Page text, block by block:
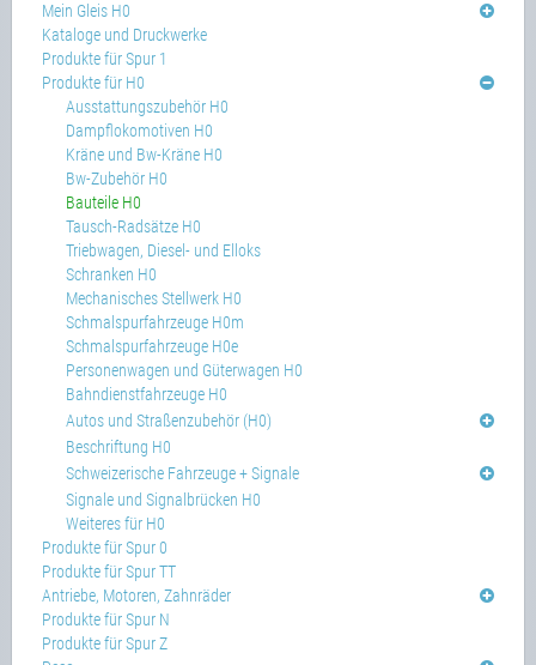
Mein Gleis H0
Kataloge und Druckwerke
Produkte für Spur 1
Produkte für H0
Ausstattungszubehör H0
Dampflokomotiven H0
Kräne und Bw-Kräne H0
Bw-Zubehör H0
Bauteile H0
Tausch-Radsätze H0
Triebwagen, Diesel- und Elloks
Schranken H0
Mechanisches Stellwerk H0
Schmalspurfahrzeuge H0m
Schmalspurfahrzeuge H0e
Personenwagen und Güterwagen H0
Bahndienstfahrzeuge H0
Autos und Straßenzubehör (H0)
Beschriftung H0
Schweizerische Fahrzeuge + Signale
Signale und Signalbrücken H0
Weiteres für H0
Produkte für Spur 0
Produkte für Spur TT
Antriebe, Motoren, Zahnräder
Produkte für Spur N
Produkte für Spur Z